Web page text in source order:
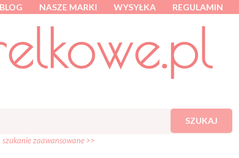
BLOG NASZE MARKI WYSYŁKA REGULAMIN
SZUKAJ
szukanie zaawansowane >>